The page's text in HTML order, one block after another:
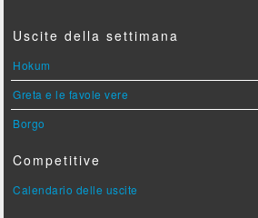
Uscite della settimana
Hokum
Greta e le favole vere
Borgo
Competitive
Calendario delle uscite